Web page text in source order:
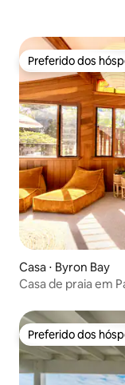
Preferido dos
Preferido dos
Casa ⋅ Byron Bay
Casa de praia em
Preferido dos
Preferido dos